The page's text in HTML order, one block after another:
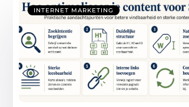
INTERNET MARKETING